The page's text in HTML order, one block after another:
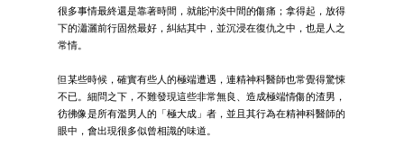
很多事情最終還是靠著時間，就能沖淡中間的傷痛；拿得起，放得
下的瀟灑前行固然最好，糾結其中，並沉浸在復仇之中，也是人之
常情。
但某些時候，確實有些人的極端遭遇，連精神科醫師也常覺得驚悚
不已。細問之下，不難發現這些非常無良、造成極端情傷的渣男，
彷彿像是所有濫男人的「極大成」者，並且其行為在精神科醫師的
眼中，會出現很多似曾相識的味道。